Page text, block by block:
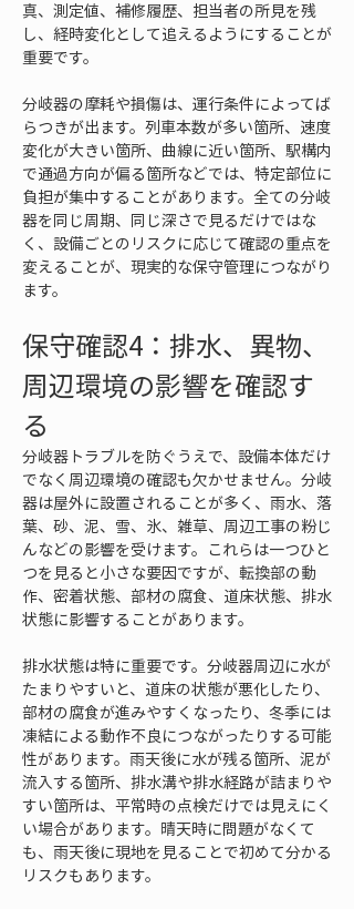
真、測定値、補修履歴、担当者の所見を残
し、経時変化として追えるようにすることが
重要です。
分岐器の摩耗や損傷は、運行条件によってば
らつきが出ます。列車本数が多い箇所、速度
変化が大きい箇所、曲線に近い箇所、駅構内
で通過方向が偏る箇所などでは、特定部位に
負担が集中することがあります。全ての分岐
器を同じ周期、同じ深さで見るだけではな
く、設備ごとのリスクに応じて確認の重点を
変えることが、現実的な保守管理につながり
ます。
保守確認4：排水、異物、
周辺環境の影響を確認す
る
分岐器トラブルを防ぐうえで、設備本体だけ
でなく周辺環境の確認も欠かせません。分岐
器は屋外に設置されることが多く、雨水、落
葉、砂、泥、雪、氷、雑草、周辺工事の粉じ
んなどの影響を受けます。これらは一つひと
つを見ると小さな要因ですが、転換部の動
作、密着状態、部材の腐食、道床状態、排水
状態に影響することがあります。
排水状態は特に重要です。分岐器周辺に水が
たまりやすいと、道床の状態が悪化したり、
部材の腐食が進みやすくなったり、冬季には
凍結による動作不良につながったりする可能
性があります。雨天後に水が残る箇所、泥が
流入する箇所、排水溝や排水経路が詰まりや
すい箇所は、平常時の点検だけでは見えにく
い場合があります。晴天時に問題がなくて
も、雨天後に現地を見ることで初めて分かる
リスクもあります。